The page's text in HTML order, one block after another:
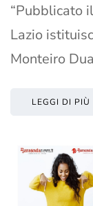
“Pubblicato
Lazio
Monteiro
LEGGI DI PIÙ